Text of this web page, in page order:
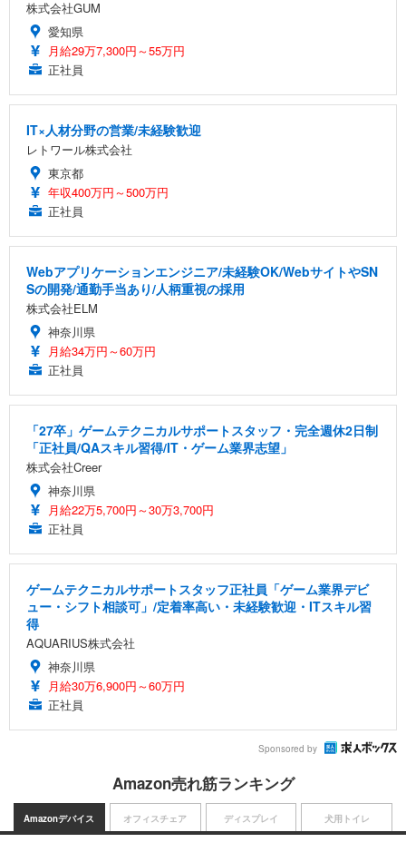
株式会社GUM
愛知県
月給29万7,300円～55万円
正社員
IT×人材分野の営業/未経験歓迎
レトワール株式会社
東京都
年収400万円～500万円
正社員
Webアプリケーションエンジニア/未経験OK/WebサイトやSN
Sの開発/通勤手当あり/人柄重視の採用
株式会社ELM
神奈川県
月給34万円～60万円
正社員
「27卒」ゲームテクニカルサポートスタッフ・完全週休2日制
「正社員/QAスキル習得/IT・ゲーム業界志望」
株式会社Creer
神奈川県
月給22万5,700円～30万3,700円
正社員
ゲームテクニカルサポートスタッフ正社員「ゲーム業界デビ
ュー・シフト相談可」/定着率高い・未経験歓迎・ITスキル習
得
AQUARIUS株式会社
神奈川県
月給30万6,900円～60万円
正社員
Sponsored by
Amazon売れ筋ランキング
Amazonデバイス オフィスチェア ディスプレイ 犬用トイレ